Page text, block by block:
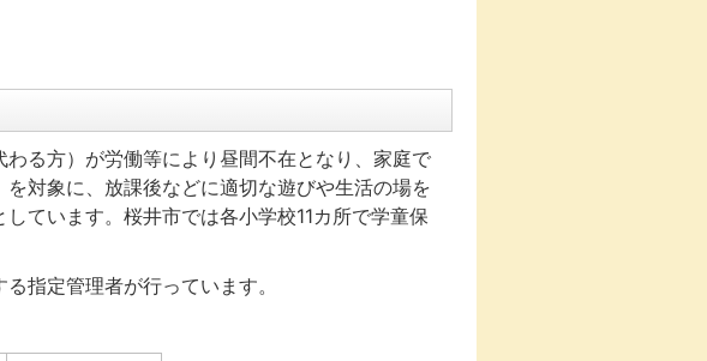
る方）が労働等により昼間不在となり、家庭で
対象に、放課後などに適切な遊びや生活の場を
ています。桜井市では各小学校11カ所で学童保
指定管理者が行っています。